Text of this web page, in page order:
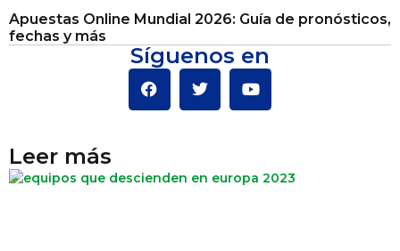
Apuestas Online Mundial 2026: Guía de pronósticos,
fechas y más
Síguenos en
Leer más